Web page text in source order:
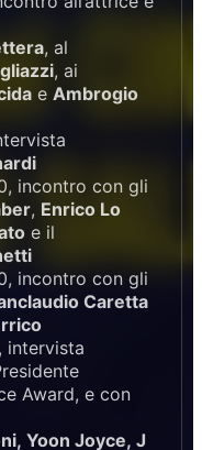
, al
, ai
e Ambrogio
incontro con gli
, Enrico Lo
e il
incontro con gli
Caretta
intervista
Award, e con
Yoon Joyce, J